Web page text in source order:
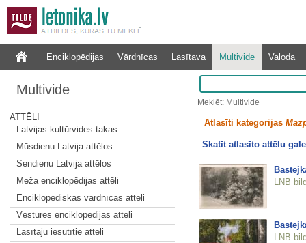
Enciklopēdijas Vārdnīcas Lasītava Multivide Valoda
Multivide
ATTĒLI
Latvijas kultūrvides takas
Mūsdienu Latvija attēlos
Sendienu Latvija attēlos
Meža enciklopēdijas attēli
Enciklopēdiskās vārdnīcas attēli
Vēstures enciklopēdijas attēli
Lasītāju iesūtītie attēli
Meklēt: Multivide
Atlasīti kategorijas
Skatīt atlasīto attēlu
LNB
LNB